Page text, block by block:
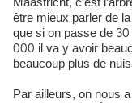
être mieux parler de
que si on passe de
000 il va y avoir
beaucoup plus de
Par ailleurs, on nous